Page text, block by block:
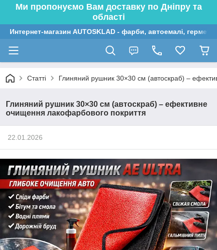
Ми пропонуємо Вам доставку по Дніпру та
області
Интернет-магазин AUTOSKLAD - фарби, автоемалі,
Статті Глиняний рушник 30×30 см (автоскраб) –
Глиняний рушник 30×30 см (автоскраб) – ефективне
очищення лакофарбового покриття
22.01.2026